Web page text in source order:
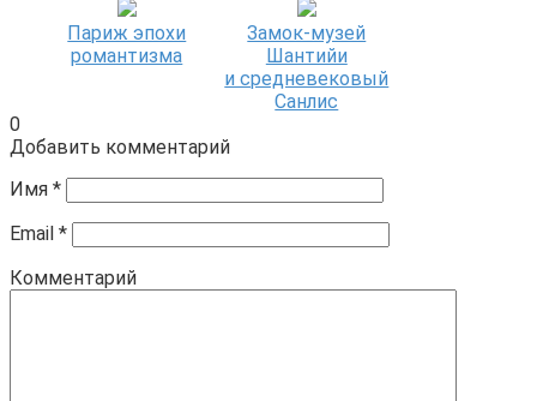
Париж эпохи
романтизма
Замок-музей
Шантийи
и средневековый
Санлис
0
Добавить комментарий
Имя *
Email *
Комментарий